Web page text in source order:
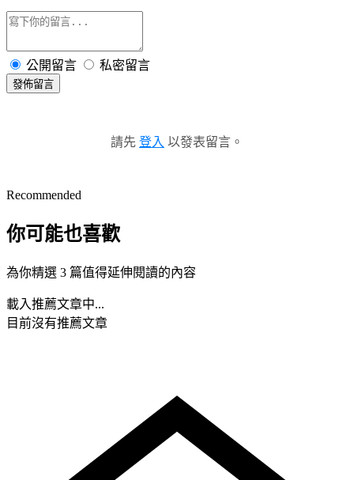
公開留言 私密留言
發佈留言
請先 登入 以發表留言。
Recommended
你可能也喜歡
為你精選 3 篇值得延伸閱讀的內容
載入推薦文章中...
目前沒有推薦文章